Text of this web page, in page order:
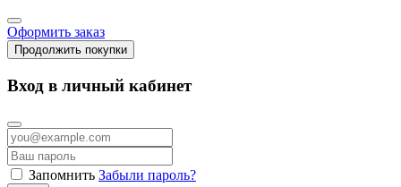
Оформить заказ
Продолжить покупки
Вход в личный кабинет
Запомнить Забыли пароль?